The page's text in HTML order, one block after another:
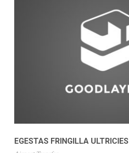
EGESTAS FRINGILLA ULTRICIES